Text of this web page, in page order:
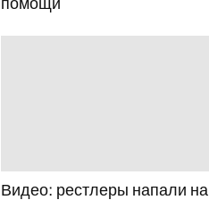
Видео: рестлеры напали на